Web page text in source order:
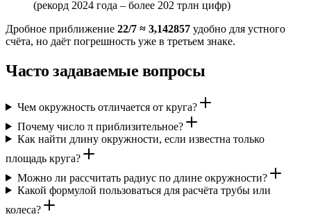
(рекорд 2024 года – более 202 трлн цифр)
Дробное приближение 22/7 ≈ 3,142857 удобно для устного
счёта, но даёт погрешность уже в третьем знаке.
Часто задаваемые вопросы
Чем окружность отличается от круга?
Почему число π приблизительное?
Как найти длину окружности, если известна только
площадь круга?
Можно ли рассчитать радиус по длине окружности?
Какой формулой пользоваться для расчёта трубы или
колеса?